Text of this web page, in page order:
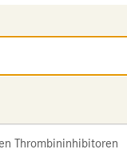
Thrombininhibitoren